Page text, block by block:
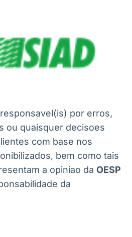
por erros,
ou quaisquer decisoes
com base nos
bem como tais
a opiniao da OESP
da